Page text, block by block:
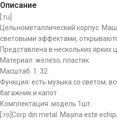
Описание
[:ru]
Цельнометаллический корпус.
световыми эффектами,
Представлена в нескольких ярких
Материал: железо, пластик
Масштаб: 1: 32
Функция: есть музыка со светом,
багажник и капот
Комплектация: модель 1шт.
[:ro] Corp din metal.
Mașina este